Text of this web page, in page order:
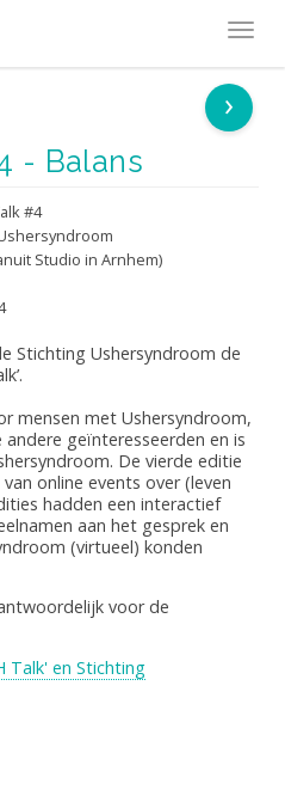
- Balans
#4
Studio in Arnhem)
Stichting Ushersyndroom de
mensen met Ushersyndroom,
geïnteresseerden en is
De vierde editie
online events over (leven
hadden een interactief
aan het gesprek en
(virtueel) konden
voor de
Talk' en Stichting
›